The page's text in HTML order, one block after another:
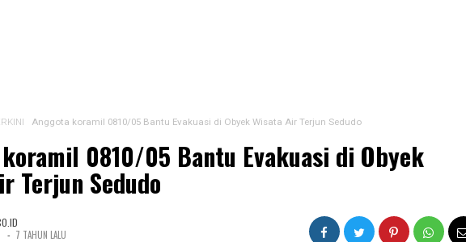
Anggota koramil 0810/05 Bantu Evakuasi di Obyek Wisata Air Terjun Sedudo
0810/05 Bantu Evakuasi di Obyek
Terjun Sedudo
- 7 TAHUN LALU